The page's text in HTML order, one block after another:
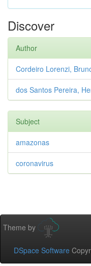
Discover
Author
Cordeiro Lorenzi,
dos Santos Pereira,
Subject
amazonas
coronavirus
Theme by
DSpace Software